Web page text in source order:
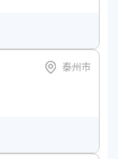
泰州市